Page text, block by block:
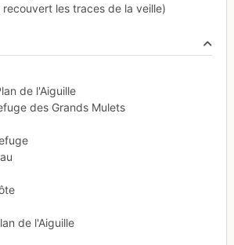
les traces de la veille)
de l'Aiguille
des Grands Mulets
de l'Aiguille